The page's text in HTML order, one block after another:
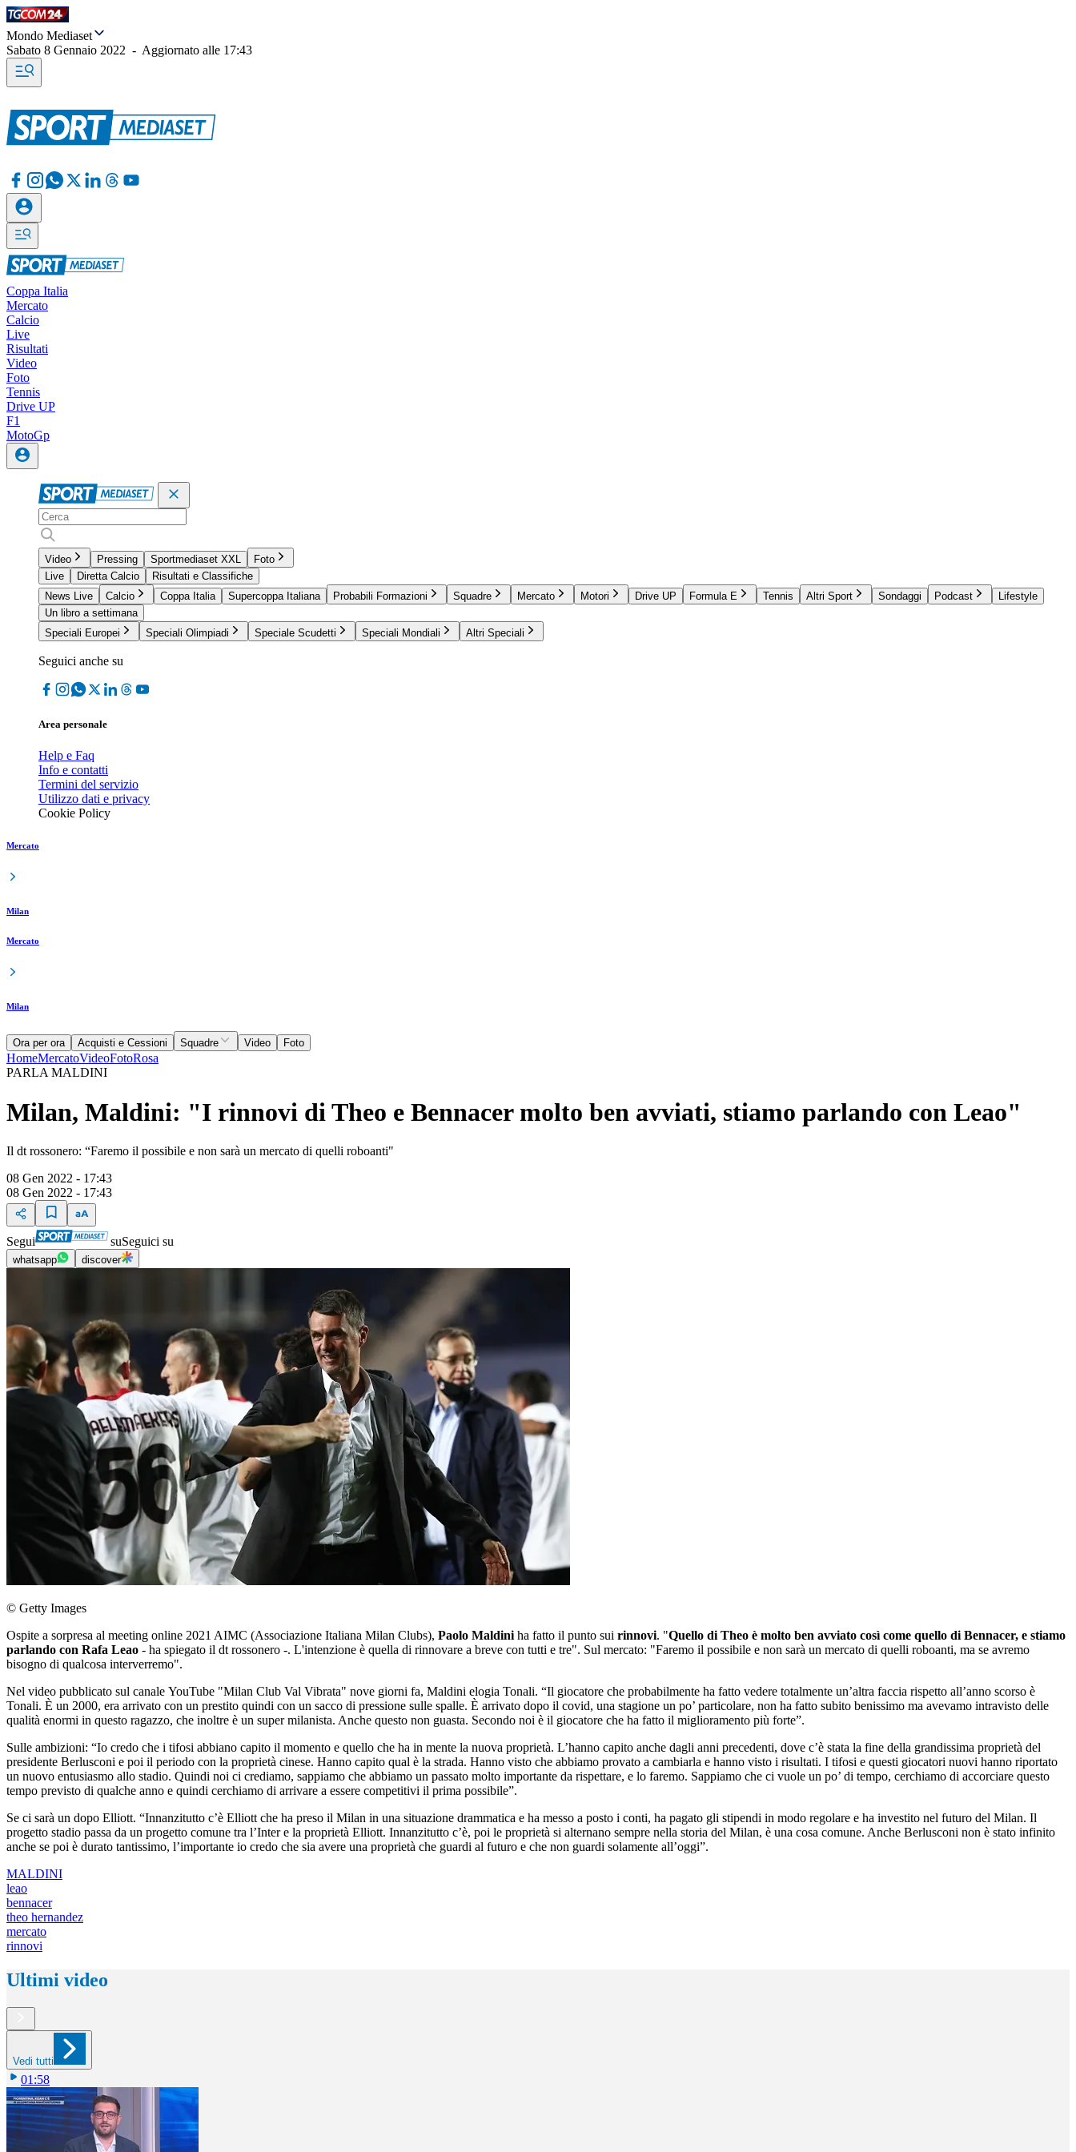
Mondo Mediaset
Sabato 8 Gennaio 2022 - Aggiornato alle 17:43
Coppa Italia
Mercato
Calcio
Live
Risultati
Video
Foto
Tennis
Drive UP
F1
MotoGp
Video Pressing Sportmediaset XXL
Foto
Live
Diretta Calcio
Risultati e Classifiche
News Live
Calcio Coppa Italia Supercoppa Italiana Probabili Formazioni Squadre Mercato Motori Drive UP Formula E Tennis Altri Sport Sondaggi Podcast
Lifestyle
Un libro a settimana
Speciali Europei
Speciali Olimpiadi Speciale Scudetti Speciali Mondiali Altri Speciali
Seguici anche su
Area personale
Help e Faq
Info e contatti
Termini del servizio
Utilizzo dati e privacy
Cookie Policy
Mercato
Milan
Mercato
Milan
Ora per ora Acquisti e Cessioni Squadre Video Foto
HomeMercatoVideoFotoRosa
PARLA MALDINI
Milan, Maldini: "I rinnovi di Theo e Bennacer molto ben avviati, stiamo parlando con Leao"
Il dt rossonero: “Faremo il possibile e non sarà un mercato di quelli roboanti"
08 Gen 2022 - 17:43
08 Gen 2022 - 17:43
Segui suSeguici su
whatsapp discover
© Getty Images
Ospite a sorpresa al meeting online 2021 AIMC (Associazione Italiana Milan Clubs), Paolo Maldini ha fatto il punto sui rinnovi. "Quello di Theo è molto ben avviato così come quello di Bennacer, e stiamo
parlando con Rafa Leao - ha spiegato il dt rossonero -. L'intenzione è quella di rinnovare a breve con tutti e tre". Sul mercato: "Faremo il possibile e non sarà un mercato di quelli roboanti, ma se avremo
bisogno di qualcosa interverremo".
Nel video pubblicato sul canale YouTube "Milan Club Val Vibrata" nove giorni fa, Maldini elogia Tonali. “Il giocatore che probabilmente ha fatto vedere totalmente un’altra faccia rispetto all’anno scorso è
Tonali. È un 2000, era arrivato con un prestito quindi con un sacco di pressione sulle spalle. È arrivato dopo il covid, una stagione un po’ particolare, non ha fatto subito benissimo ma avevamo intravisto delle
qualità enormi in questo ragazzo, che inoltre è un super milanista. Anche questo non guasta. Secondo noi è il giocatore che ha fatto il miglioramento più forte”.
Sulle ambizioni: “Io credo che i tifosi abbiano capito il momento e quello che ha in mente la nuova proprietà. L’hanno capito anche dagli anni precedenti, dove c’è stata la fine della grandissima proprietà del
presidente Berlusconi e poi il periodo con la proprietà cinese. Hanno capito qual è la strada. Hanno visto che abbiamo provato a cambiarla e hanno visto i risultati. I tifosi e questi giocatori nuovi hanno riportato
un nuovo entusiasmo allo stadio. Quindi noi ci crediamo, sappiamo che abbiamo un passato molto importante da rispettare, e lo faremo. Sappiamo che ci vuole un po’ di tempo, cerchiamo di accorciare questo
tempo previsto di qualche anno e quindi cerchiamo di arrivare a essere competitivi il prima possibile”.
Se ci sarà un dopo Elliott. “Innanzitutto c’è Elliott che ha preso il Milan in una situazione drammatica e ha messo a posto i conti, ha pagato gli stipendi in modo regolare e ha investito nel futuro del Milan. Il
progetto stadio passa da un progetto comune tra l’Inter e la proprietà Elliott. Innanzitutto c’è, poi le proprietà si alternano sempre nella storia del Milan, è una cosa comune. Anche Berlusconi non è stato infinito
anche se poi è durato tantissimo, l’importante io credo che sia avere una proprietà che guardi al futuro e che non guardi solamente all’oggi”.
MALDINI
leao
bennacer
theo hernandez
mercato
rinnovi
Ultimi video
Vedi tutti
01:58